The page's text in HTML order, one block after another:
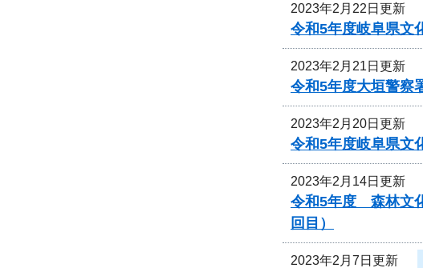
2023年2月22日更新
令和5年度岐阜県文
2023年2月21日更新
令和5年度大垣警察
2023年2月20日更新
令和5年度岐阜県文
2023年2月14日更新
令和5年度 森林文
回目）
2023年2月7日更新